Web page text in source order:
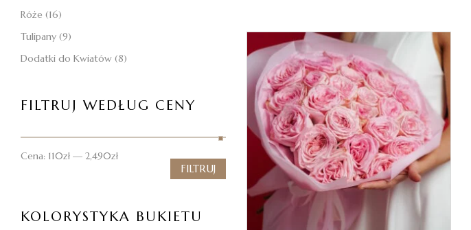
Róże (16)
Tulipany (9)
Dodatki do Kwiatów (8)
FILTRUJ WEDŁUG CENY
FILTRUJ
Cena: 110zł — 2,490zł
KOLORYSTYKA BUKIETU